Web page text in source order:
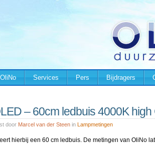
Services Pers Bijdragers
– 60cm ledbuis 4000K high
door Marcel van der Steen in Lampmetingen
hierbij een 60 cm ledbuis. De metingen van OliNo